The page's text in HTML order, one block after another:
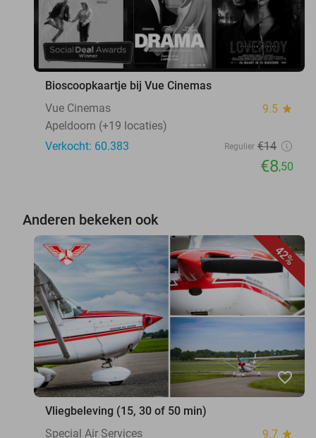
Bioscoopkaartje bij Vue Cinemas
Vue Cinemas
9.5 star
Apeldoorn (+19 locaties)
Verkocht: 60.383
Regulier €14
€8,50
Anderen bekeken ook
42%
favorite_border
Vliegbeleving (15, 30 of 50 min)
Special Air Services
9.7 star